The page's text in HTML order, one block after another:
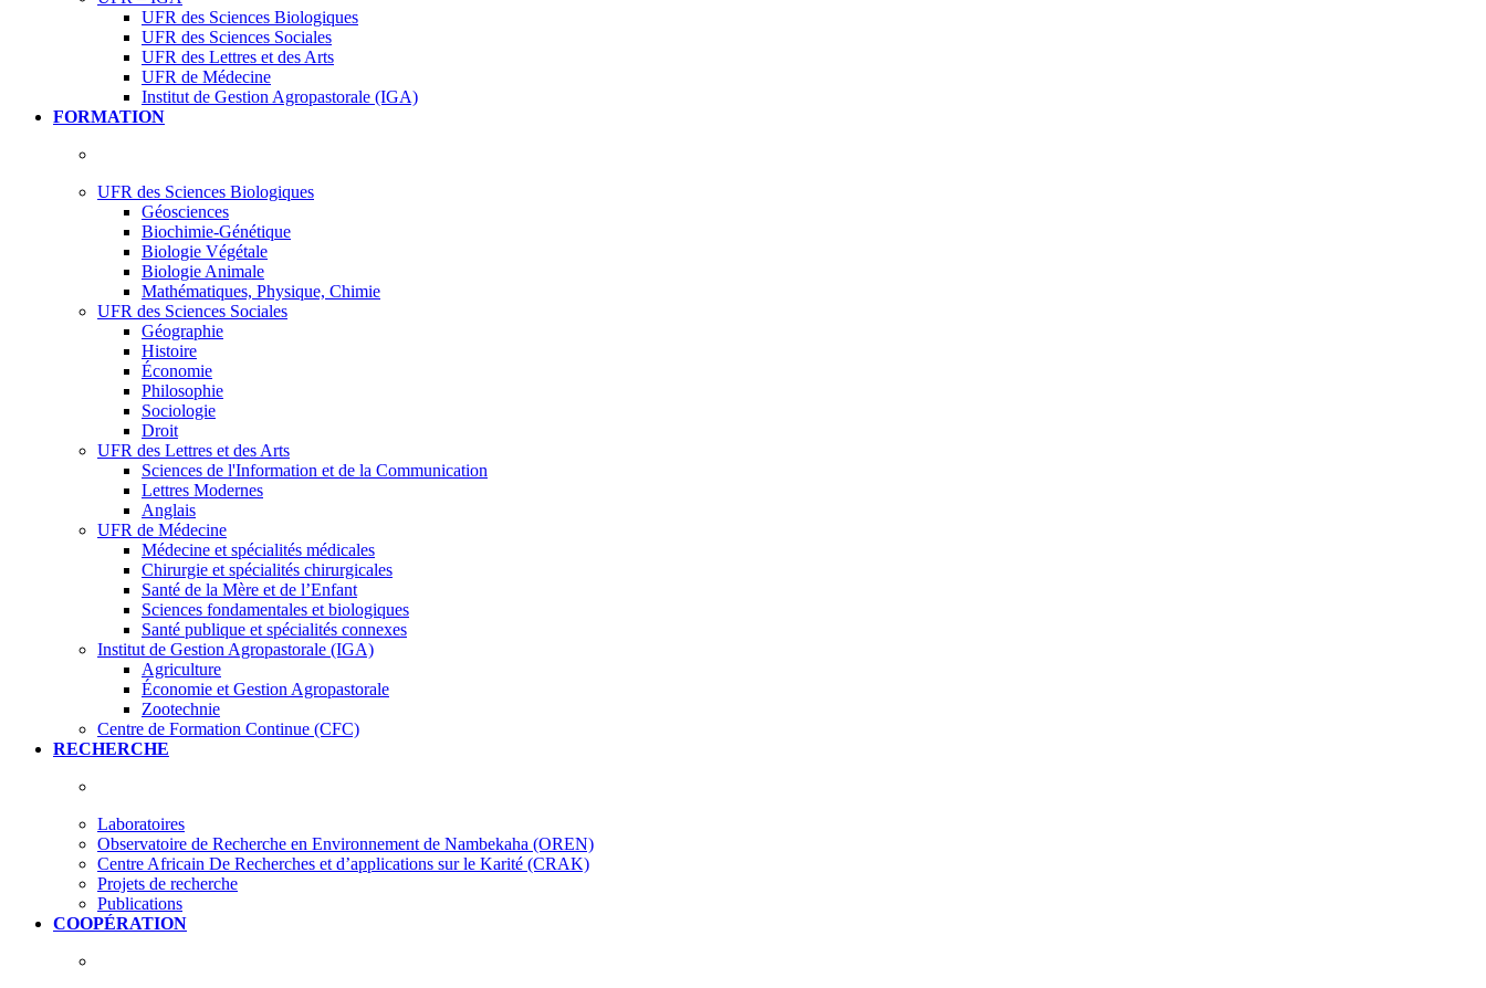
UFR des Sciences Biologiques
UFR des Sciences Sociales
UFR des Lettres et des Arts
UFR de Médecine
Institut de Gestion Agropastorale (IGA)
FORMATION
UFR des Sciences Biologiques
Géosciences
Biochimie-Génétique
Biologie Végétale
Biologie Animale
Mathématiques, Physique, Chimie
UFR des Sciences Sociales
Géographie
Histoire
Économie
Philosophie
Sociologie
Droit
UFR des Lettres et des Arts
Sciences de l'Information et de la Communication
Lettres Modernes
Anglais
UFR de Médecine
Médecine et spécialités médicales
Chirurgie et spécialités chirurgicales
Santé de la Mère et de l’Enfant
Sciences fondamentales et biologiques
Santé publique et spécialités connexes
Institut de Gestion Agropastorale (IGA)
Agriculture
Économie et Gestion Agropastorale
Zootechnie
Centre de Formation Continue (CFC)
RECHERCHE
Laboratoires
Observatoire de Recherche en Environnement de Nambekaha (OREN)
Centre Africain De Recherches et d’applications sur le Karité (CRAK)
Projets de recherche
Publications
COOPÉRATION